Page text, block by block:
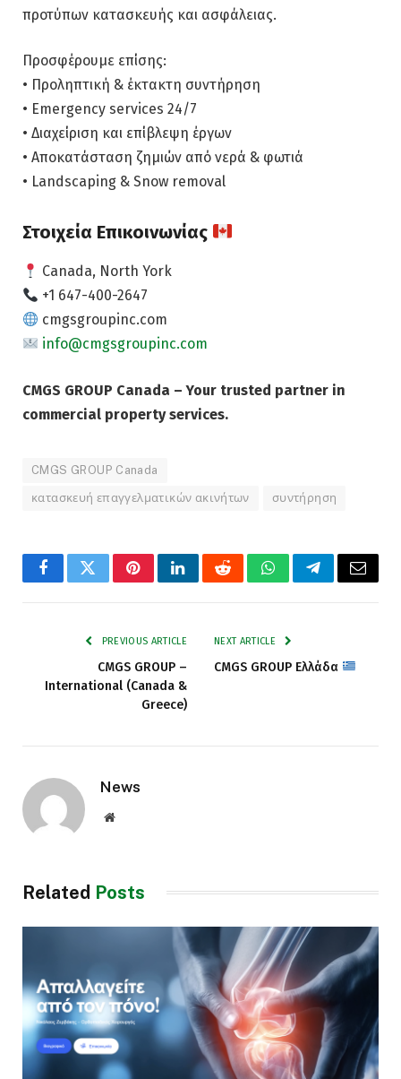
προτύπων κατασκευής και ασφάλειας.
Προσφέρουμε επίσης:
• Προληπτική & έκτακτη συντήρηση
• Emergency services 24/7
• Διαχείριση και επίβλεψη έργων
• Αποκατάσταση ζημιών από νερά & φωτιά
• Landscaping & Snow removal
Στοιχεία Επικοινωνίας
Canada, North York
+1 647-400-2647
cmgsgroupinc.com
info@cmgsgroupinc.com
CMGS GROUP Canada – Your trusted partner in
commercial property services.
CMGS GROUP Canada
κατασκευή επαγγελματικών ακινήτων συντήρηση
FacebookTwitterPinterestLinkedInRedditWhatsAppTelegramEmail
PREVIOUS ARTICLE
CMGS GROUP –
International (Canada &
Greece)
NEXT ARTICLE
CMGS GROUP Ελλάδα
News
Website
Related Posts